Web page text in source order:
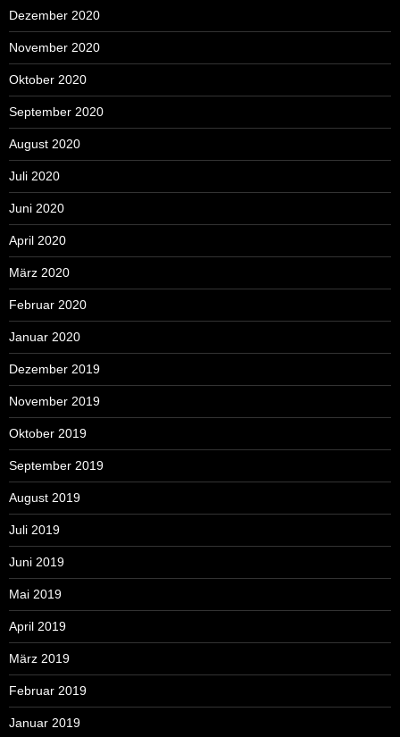
Dezember 2020
November 2020
Oktober 2020
September 2020
August 2020
Juli 2020
Juni 2020
April 2020
März 2020
Februar 2020
Januar 2020
Dezember 2019
November 2019
Oktober 2019
September 2019
August 2019
Juli 2019
Juni 2019
Mai 2019
April 2019
März 2019
Februar 2019
Januar 2019